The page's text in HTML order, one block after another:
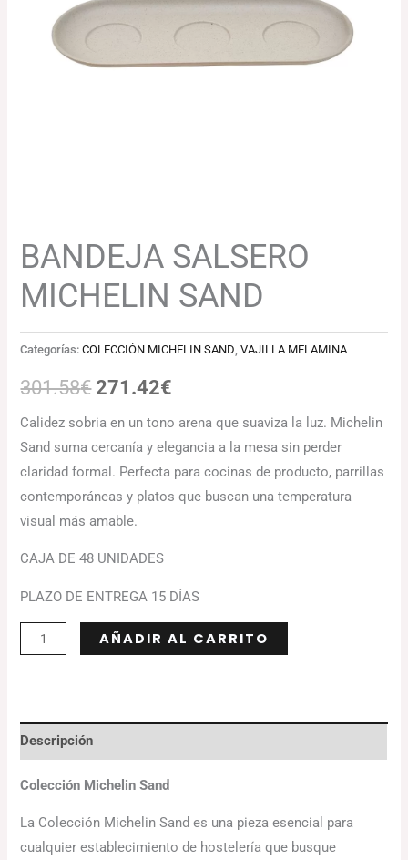
BANDEJA SALSERO
MICHELIN SAND
Categorías:COLECCIÓN MICHELIN SAND ,VAJILLA MELAMINA
301.58€
301.58€.
271.42€
271.42€.
Calidez sobria en un tono arena que suaviza la luz. Michelin
Sand suma cercanía y elegancia a la mesa sin perder
claridad formal. Perfecta para cocinas de producto, parrillas
contemporáneas y platos que buscan una temperatura
visual más amable.
CAJA DE 48 UNIDADES
PLAZO DE ENTREGA 15 DÍAS
AÑADIR AL CARRITO
Descripción
Colección Michelin Sand
La Colección Michelin Sand es una pieza esencial para
cualquier establecimiento de hostelería que busque